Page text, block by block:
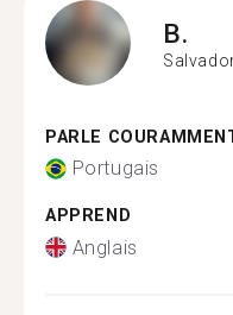
B.
PARLE
Portugais
APPREND
Anglais